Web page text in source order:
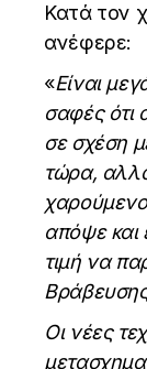
Κατά τον
ανέφερε:
«Είναι
σαφές ότι
σε σχέση
τώρα,
απόψε και
τιμή να
Οι νέες